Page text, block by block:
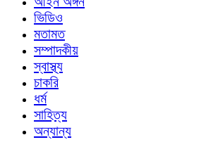
ভিডিও
মতামত
সম্পাদকীয়
স্বাস্থ্য
চাকরি
ধর্ম
সাহিত্য
অন্যান্য